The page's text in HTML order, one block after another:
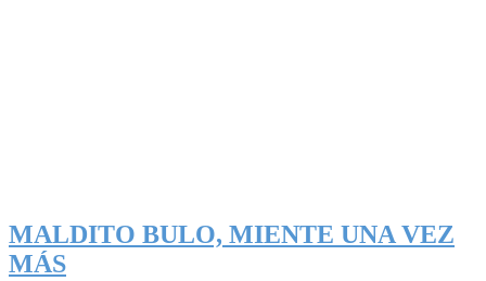
MALDITO BULO, MIENTE UNA VEZ
MÁS